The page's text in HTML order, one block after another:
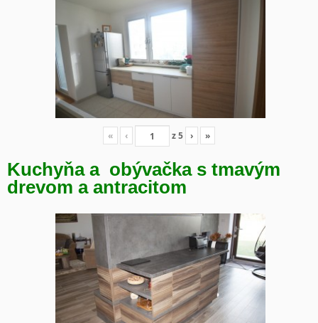
« ‹ z5 › »
Kuchyňa a obývačka s tmavým
drevom a antracitom